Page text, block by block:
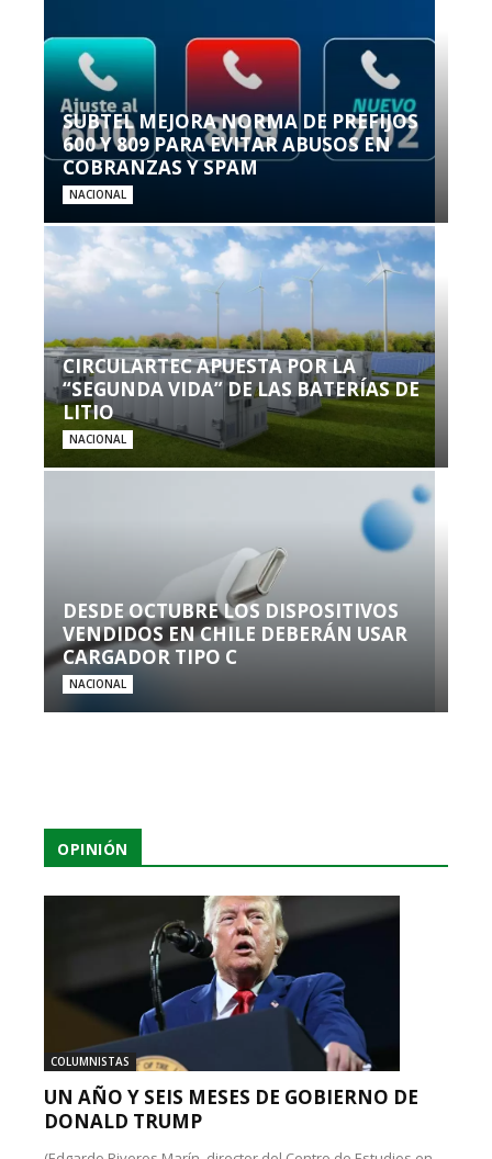
SUBTEL MEJORA NORMA DE PREFIJOS
600 Y 809 PARA EVITAR ABUSOS EN
COBRANZAS Y SPAM
NACIONAL
CIRCULARTEC APUESTA POR LA
“SEGUNDA VIDA” DE LAS BATERÍAS DE
LITIO
NACIONAL
DESDE OCTUBRE LOS DISPOSITIVOS
VENDIDOS EN CHILE DEBERÁN USAR
CARGADOR TIPO C
NACIONAL
OPINIÓN
COLUMNISTAS
UN AÑO Y SEIS MESES DE GOBIERNO DE
DONALD TRUMP